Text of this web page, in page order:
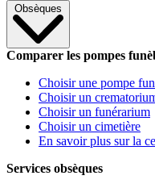
Obsèques
Comparer les pompes
Choisir une pompe
Choisir un
Choisir un funérarium
Choisir un cimetière
En savoir plus sur la
Services obsèques